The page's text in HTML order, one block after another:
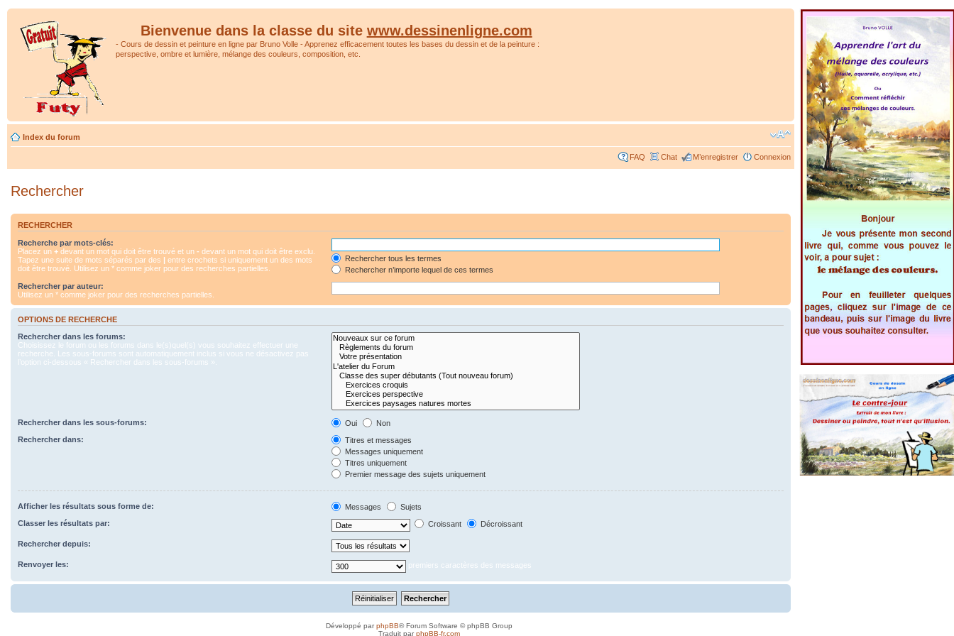
Bienvenue dans la classe du site www.dessinenligne.com
- Cours de dessin et peinture en ligne par Bruno Volle - Apprenez efficacement toutes les bases du dessin et de la peinture :
perspective, ombre et lumière, mélange des couleurs, composition, etc.
Index du forum
FAQ Chat M’enregistrer Connexion
Rechercher
RECHERCHER
Recherche par mots-clés:
Placez un + devant un mot qui doit être trouvé et un - devant un mot qui doit être exclu.
Tapez une suite de mots séparés par des | entre crochets si uniquement un des mots
doit être trouvé. Utilisez un * comme joker pour des recherches partielles.
Rechercher tous les termes
Rechercher n’importe lequel de ces termes
Rechercher par auteur:
Utilisez un * comme joker pour des recherches partielles.
OPTIONS DE RECHERCHE
Rechercher dans les forums:
Choisissez le forum ou les forums dans le(s)quel(s) vous souhaitez effectuer une
recherche. Les sous-forums sont automatiquement inclus si vous ne désactivez pas
l’option ci-dessous « Rechercher dans les sous-forums ».
Rechercher dans les sous-forums: Oui
Non
Rechercher dans:
Titres et messages
Messages uniquement
Titres uniquement
Premier message des sujets uniquement
Afficher les résultats sous forme de: Messages
Sujets
Classer les résultats par:
Croissant Décroissant
Rechercher depuis:
Renvoyer les: premiers caractères des messages
Développé parphpBB® Forum Software © phpBB Group
Traduit parphpBB-fr.com